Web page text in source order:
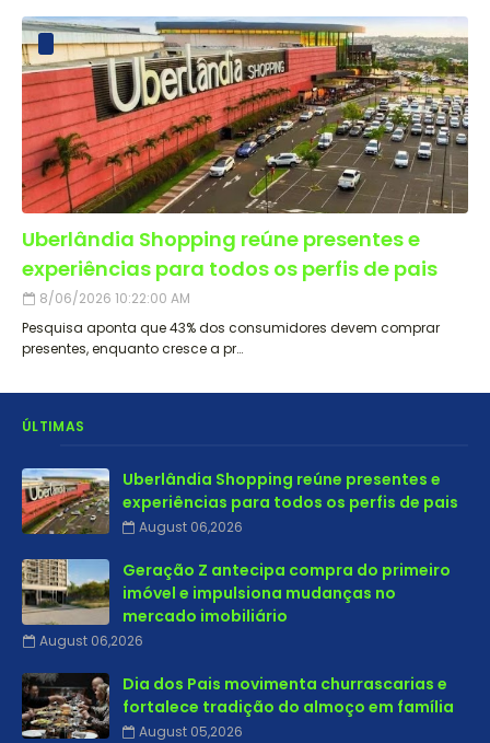
Uberlândia Shopping reúne presentes e
experiências para todos os perfis de pais
8/06/2026 10:22:00 AM
Pesquisa aponta que 43% dos consumidores devem comprar
presentes, enquanto cresce a pr…
ÚLTIMAS
Uberlândia Shopping reúne presentes e
experiências para todos os perfis de pais
August 06,2026
Geração Z antecipa compra do primeiro
imóvel e impulsiona mudanças no
mercado imobiliário
August 06,2026
Dia dos Pais movimenta churrascarias e
fortalece tradição do almoço em família
August 05,2026